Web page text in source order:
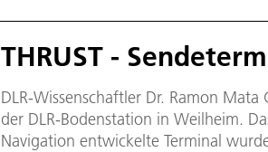
Sekunde.
THRUST -
DLR-Wissenschaftler Dr. Ramon
der DLR-Bodenstation in Weilheim.
Navigation entwickelte Terminal